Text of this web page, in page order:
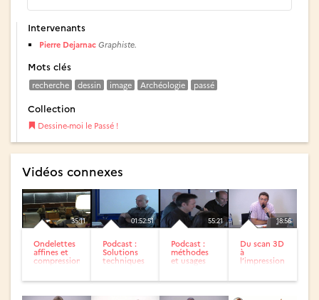
Intervenants
Pierre Dejarnac Graphiste.
Mots clés
recherche dessin image Archéologie passé
Collection
Dessine-moi le Passé !
Vidéos connexes
35:11
Ondelettes
affines et
compression
01:52:51
Podcast :
Solutions
techniques
55:21
Podcast :
méthodes
et usages
18:56
Du scan 3D
à
l’impression
in...